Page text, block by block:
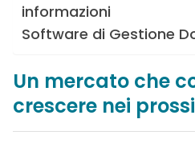
informazioni
Software di Gestione
Un mercato che
crescere nei